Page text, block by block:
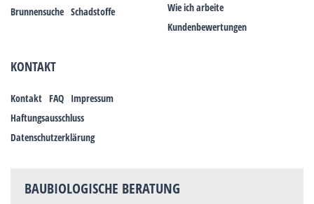
Brunnensuche Schadstoffe
Wie ich arbeite
Kundenbewertungen
KONTAKT
Kontakt FAQ Impressum
Haftungsausschluss
Datenschutzerklärung
BAUBIOLOGISCHE BERATUNG